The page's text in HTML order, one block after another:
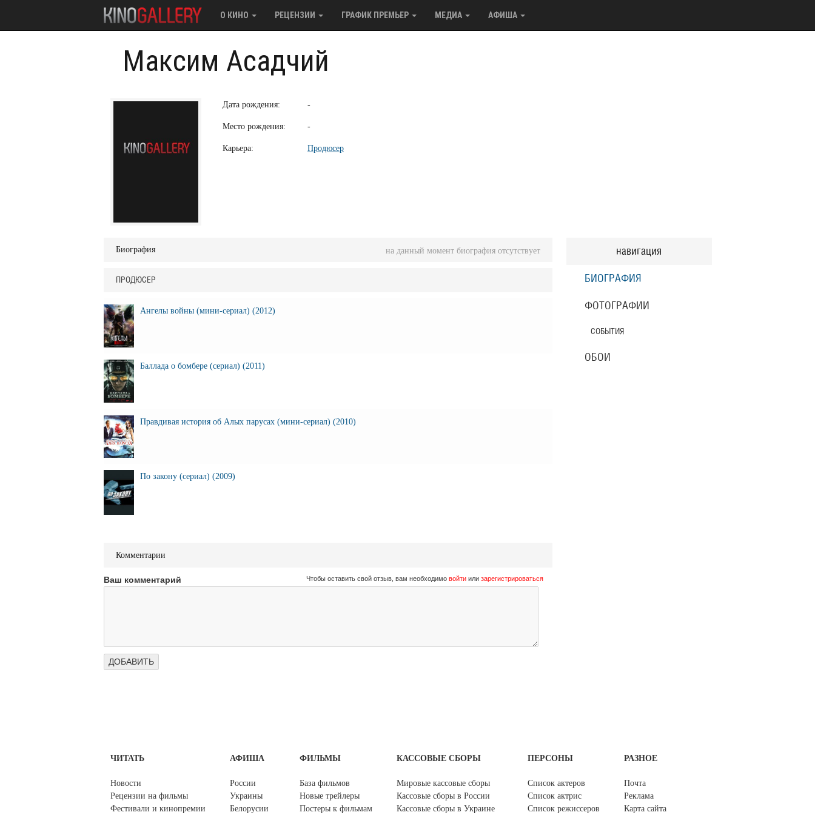
О КИНО РЕЦЕНЗИИ ГРАФИК ПРЕМЬЕР МЕДИА АФИША
Максим Асадчий
Дата рождения: -
Место рождения: -
Карьера: Продюсер
навигация
БИОГРАФИЯ
ФОТОГРАФИИ
СОБЫТИЯ
ОБОИ
Биография на данный момент биография отсутствует
ПРОДЮСЕР
Ангелы войны (мини-сериал) (2012)
Баллада о бомбере (сериал) (2011)
Правдивая история об Алых парусах (мини-сериал) (2010)
По закону (сериал) (2009)
Комментарии
Ваш комментарий Чтобы оставить свой отзыв, вам необходимо войтиили зарегистрироваться
ЧИТАТЬ
Новости
Рецензии на фильмы
Фестивали и кинопремии
АФИША
России
Украины
Белорусии
ФИЛЬМЫ
База фильмов
Новые трейлеры
Постеры к фильмам
КАССОВЫЕ СБОРЫ
Мировые кассовые сборы
Кассовые сборы в России
Кассовые сборы в Украине
ПЕРСОНЫ
Список актеров
Список актрис
Список режиссеров
РАЗНОЕ
Почта
Реклама
Карта сайта